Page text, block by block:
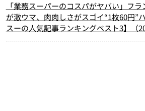
「業務スーパーのコスパがヤバい」フ
が激ウマ、肉肉しさがスゴイ“1枚60円”
スーの人気記事ランキングベスト3】（